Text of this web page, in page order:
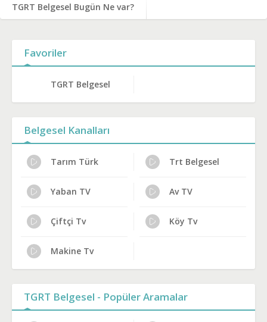
TGRT Belgesel Bugün Ne var?
Favoriler
TGRT Belgesel
Belgesel Kanalları
Tarım Türk Trt Belgesel
Yaban TV Av TV
Çiftçi Tv Köy Tv
Makine Tv
TGRT Belgesel - Popüler Aramalar